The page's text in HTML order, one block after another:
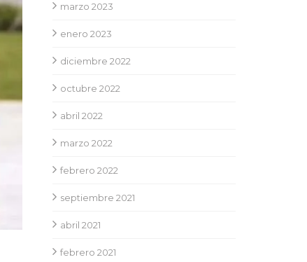
marzo 2023
enero 2023
diciembre 2022
octubre 2022
abril 2022
marzo 2022
febrero 2022
septiembre 2021
abril 2021
febrero 2021